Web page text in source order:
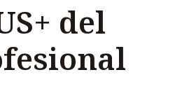
del